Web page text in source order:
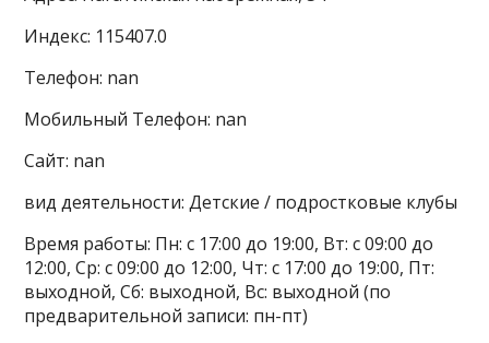
Индекс: 115407.0
Телефон: nan
Мобильный Телефон: nan
Сайт: nan
вид деятельности: Детские / подростковые клубы
Время работы: Пн: с 17:00 до 19:00, Вт: с 09:00 до
12:00, Ср: с 09:00 до 12:00, Чт: с 17:00 до 19:00, Пт:
выходной, Сб: выходной, Вс: выходной (по
предварительной записи: пн-пт)